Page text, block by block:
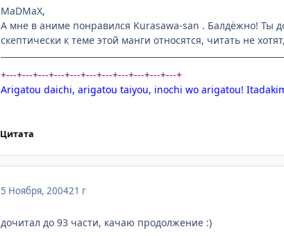
MaDMaX,
А мне в аниме понравился Kurasawa-san . Балдёжно! Ты
скептически к теме этой манги относятся, читать не
+---+---+---+---+---+---+---+---+---+---+---+
Arigatou daichi, arigatou taiyou, inochi wo arigatou!
Цитата
5 Ноября, 200421 г
дочитал до 93 части, качаю продолжение :)